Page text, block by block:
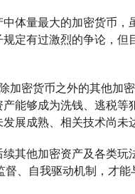
体量最大的加密货币
定有过激烈的争论，
密货币之外的其他加
能够成为洗钱、逃税
展成熟、相关技术尚未
其他加密资产及各类
、自我驱动机制，才能